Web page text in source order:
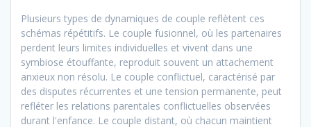
Plusieurs types de dynamiques de couple reflètent ces
schémas répétitifs. Le couple fusionnel, où les partenaires
perdent leurs limites individuelles et vivent dans une
symbiose étouffante, reproduit souvent un attachement
anxieux non résolu. Le couple conflictuel, caractérisé par
des disputes récurrentes et une tension permanente, peut
refléter les relations parentales conflictuelles observées
durant l'enfance. Le couple distant, où chacun maintient